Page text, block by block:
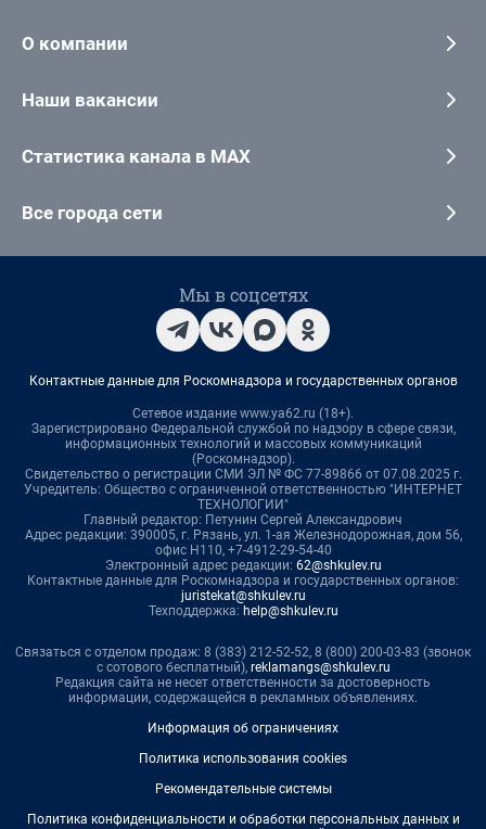
О компании
Наши вакансии
Статистика канала в MAX
Все города сети
Мы в соцсетях
Контактные данные для Роскомнадзора и государственных органов
Сетевое издание www.ya62.ru (18+).
Зарегистрировано Федеральной службой по надзору в сфере связи,
информационных технологий и массовых коммуникаций
(Роскомнадзор).
Свидетельство о регистрации СМИ ЭЛ № ФС 77-89866 от 07.08.2025 г.
Учредитель: Общество с ограниченной ответственностью "ИНТЕРНЕТ
ТЕХНОЛОГИИ"
Главный редактор: Петунин Сергей Александрович
Адрес редакции: 390005, г. Рязань, ул. 1-ая Железнодорожная, дом 56,
офис Н110, +7-4912-29-54-40
Электронный адрес редакции: 62@shkulev.ru
Контактные данные для Роскомнадзора и государственных органов:
juristekat@shkulev.ru
Техподдержка: help@shkulev.ru
Связаться с отделом продаж: 8 (383) 212-52-52, 8 (800) 200-03-83 (звонок
с сотового бесплатный), reklamangs@shkulev.ru
Редакция сайта не несет ответственности за достоверность
информации, содержащейся в рекламных объявлениях.
Информация об ограничениях
Политика использования cookies
Рекомендательные системы
Политика конфиденциальности и обработки персональных данных и